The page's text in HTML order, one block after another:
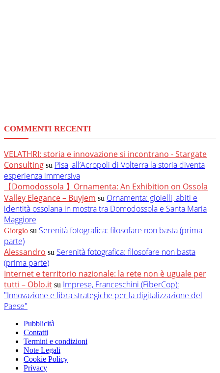
COMMENTI RECENTI
VELATHRI: storia e innovazione si incontrano - Stargate
Consulting su Pisa, all’Acropoli di Volterra la storia diventa
esperienza immersiva
【Domodossola 】Ornamenta: An Exhibition on Ossola
Valley Elegance – Buyjem su Ornamenta: gioielli, abiti e
identità ossolana in mostra tra Domodossola e Santa Maria
Maggiore
Giorgio su Serenità fotografica: filosofare non basta (prima
parte)
Alessandro su Serenità fotografica: filosofare non basta
(prima parte)
Internet e territorio nazionale: la rete non è uguale per
tutti – Oblo.it su Imprese, Franceschini (FiberCop):
"Innovazione e fibra strategiche per la digitalizzazione del
Paese"
Pubblicità
Contatti
Termini e condizioni
Note Legali
Cookie Policy
Privacy